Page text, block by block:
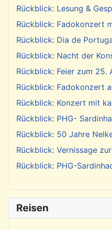
Rückblick: Lesung &
Rückblick: Fadokonzert
Rückblick: Dia de
Rückblick: Nacht der
Rückblick: Feier zum
Rückblick: Fadokonzert
Rückblick: Konzert mit
Rückblick: PHG-
Rückblick: 50 Jahre
Rückblick: Vernissage
Rückblick: PHG-
Reisen